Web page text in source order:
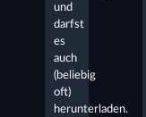
und
darfst
es
auch
(beliebig
oft)
herunterladen.